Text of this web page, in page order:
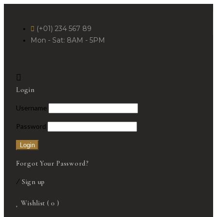
(+01) 234 567 89
Mon - Sat: 8AM - 5PM
Login
Username
Password
Forgot Your Password?
/ Sign up
Wishlist (0 )